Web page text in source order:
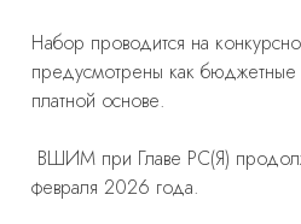
Набор проводится на
предусмотрены как бюджетные
платной основе.
ВШИМ при Главе РС(Я)
февраля 2026 года.